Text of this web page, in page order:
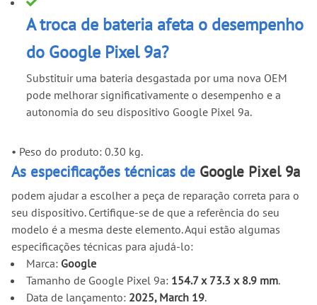
A troca de bateria afeta o desempenho
do Google Pixel 9a?
Substituir uma bateria desgastada por uma nova OEM
pode melhorar significativamente o desempenho e a
autonomia do seu dispositivo Google Pixel 9a.
• Peso do produto: 0.30 kg.
As especificações técnicas de Google Pixel 9a
podem ajudar a escolher a peça de reparação correta para o
seu dispositivo. Certifique-se de que a referência do seu
modelo é a mesma deste elemento. Aqui estão algumas
especificações técnicas para ajudá-lo:
Marca: Google
Tamanho de Google Pixel 9a: 154.7 x 73.3 x 8.9 mm.
Data de lançamento: 2025, March 19.